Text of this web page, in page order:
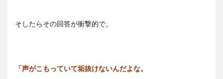
そしたらその回答が衝撃的で。
「声がこもっていて垢抜けないんだよな。